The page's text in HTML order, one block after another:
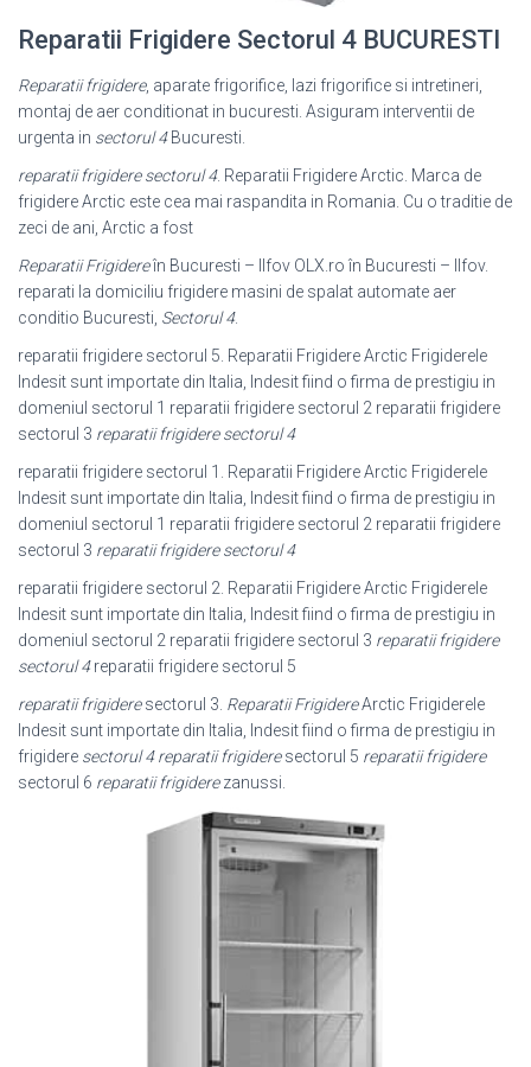
Reparatii Frigidere Sectorul 4 BUCURESTI
Reparatii frigidere, aparate frigorifice, lazi frigorifice si intretineri,
montaj de aer conditionat in bucuresti. Asiguram interventii de
urgenta in sectorul 4Bucuresti.
reparatii frigidere sectorul 4. Reparatii Frigidere Arctic. Marca de
frigidere Arctic este cea mai raspandita in Romania. Cu o traditie de
zeci de ani, Arctic a fost
Reparatii Frigidereîn Bucuresti – Ilfov OLX.ro în Bucuresti – Ilfov.
reparati la domiciliu frigidere masini de spalat automate aer
conditio Bucuresti, Sectorul 4.
reparatii frigidere sectorul 5. Reparatii Frigidere Arctic Frigiderele
Indesit sunt importate din Italia, Indesit fiind o firma de prestigiu in
domeniul sectorul 1 reparatii frigidere sectorul 2 reparatii frigidere
sectorul 3 reparatii frigidere sectorul 4
reparatii frigidere sectorul 1. Reparatii Frigidere Arctic Frigiderele
Indesit sunt importate din Italia, Indesit fiind o firma de prestigiu in
domeniul sectorul 1 reparatii frigidere sectorul 2 reparatii frigidere
sectorul 3 reparatii frigidere sectorul 4
reparatii frigidere sectorul 2. Reparatii Frigidere Arctic Frigiderele
Indesit sunt importate din Italia, Indesit fiind o firma de prestigiu in
domeniul sectorul 2 reparatii frigidere sectorul 3 reparatii frigidere
sectorul 4reparatii frigidere sectorul 5
reparatii frigideresectorul 3. Reparatii FrigidereArctic Frigiderele
Indesit sunt importate din Italia, Indesit fiind o firma de prestigiu in
frigidere sectorul 4 reparatii frigideresectorul 5 reparatii frigidere
sectorul 6 reparatii frigiderezanussi.